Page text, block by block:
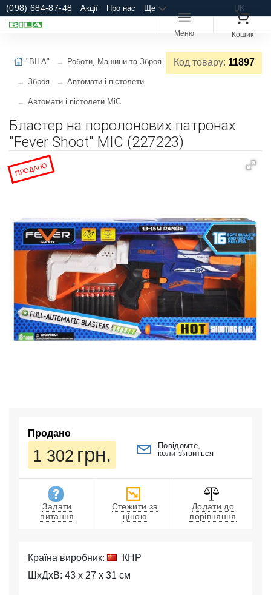
(098) 684-87-48 Акції Про нас Ще UK
Меню Кошик
Код товару: 11897
"BILA" Роботи, Машини та Зброя
Зброя Автомати і пістолети
Автомати і пістолети MiC
Бластер на поролонових патронах
"Fever Shoot" MIC (227223)
ПРОДАНО
Продано
1 302 грн.
Повідомте,
коли з'явиться
Задати
питання
Стежити за
ціною
Додати до
порівняння
Країна виробник:
КНР
ШхДхВ: 43 x 27 x 31 см